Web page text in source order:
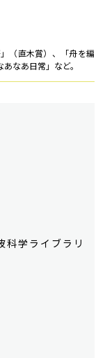
（直木賞）、「舟を編
なあ日常」など。
科学ライブラリ